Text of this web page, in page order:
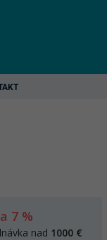
7 %
nad 1000 €